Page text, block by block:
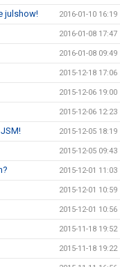
julshow! 2016-01-10 16:19
2016-01-08 17:47
2016-01-08 09:49
2015-12-18 17:06
2015-12-06 19:00
2015-12-06 12:23
2015-12-05 18:19
2015-12-05 09:43
2015-12-01 11:03
2015-12-01 10:59
2015-12-01 10:56
2015-11-18 19:52
2015-11-18 19:22